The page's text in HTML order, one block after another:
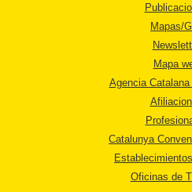
Mapas/
Mapa
Agencia
Catalunya
Oficinas de